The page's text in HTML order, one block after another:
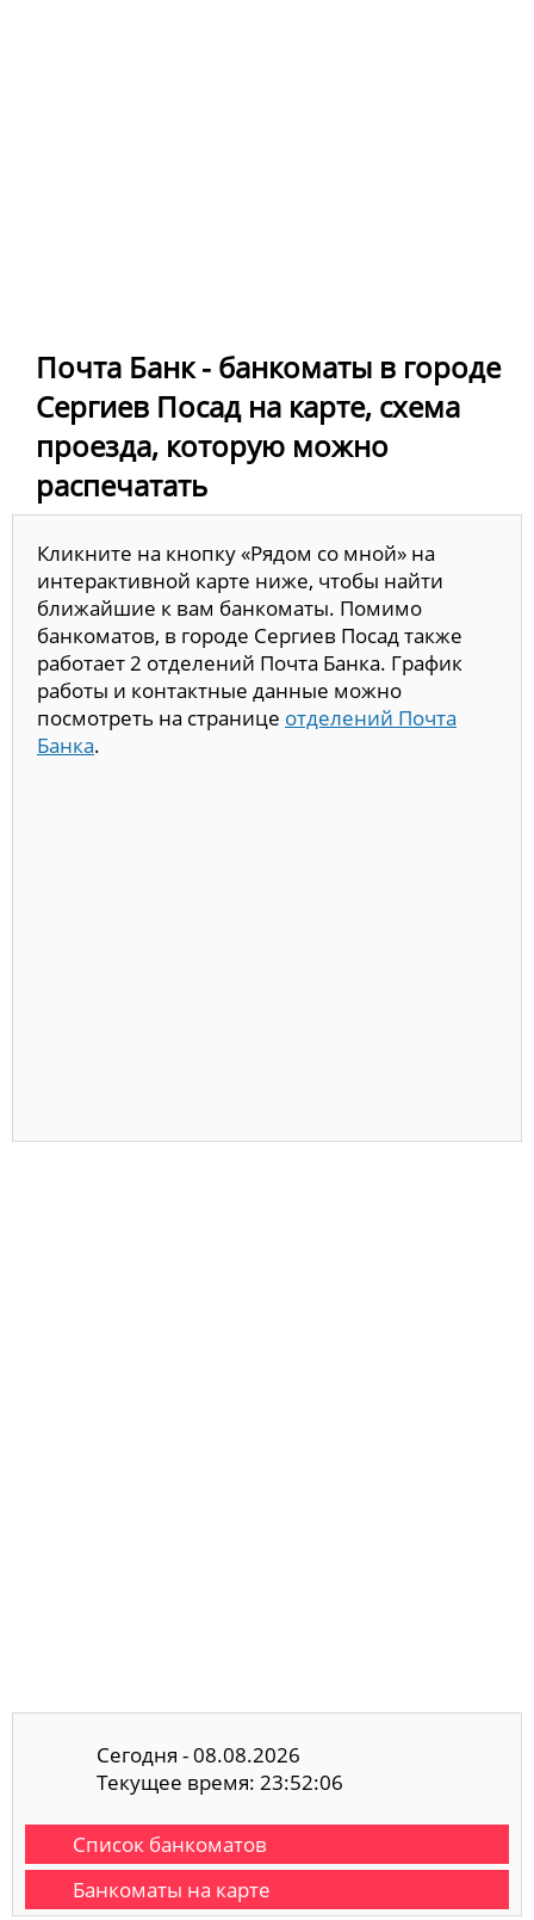
Почта Банк - банкоматы в городе
Сергиев Посад на карте, схема
проезда, которую можно
распечатать
Кликните на кнопку «Рядом со мной» на
интерактивной карте ниже, чтобы найти
ближайшие к вам банкоматы. Помимо
банкоматов, в городе Сергиев Посад также
работает 2 отделений Почта Банка. График
работы и контактные данные можно
посмотреть на странице отделений Почта
Банка.
Сегодня - 08.08.2026
Текущее время: 23:52:06
Список банкоматов
Банкоматы на карте